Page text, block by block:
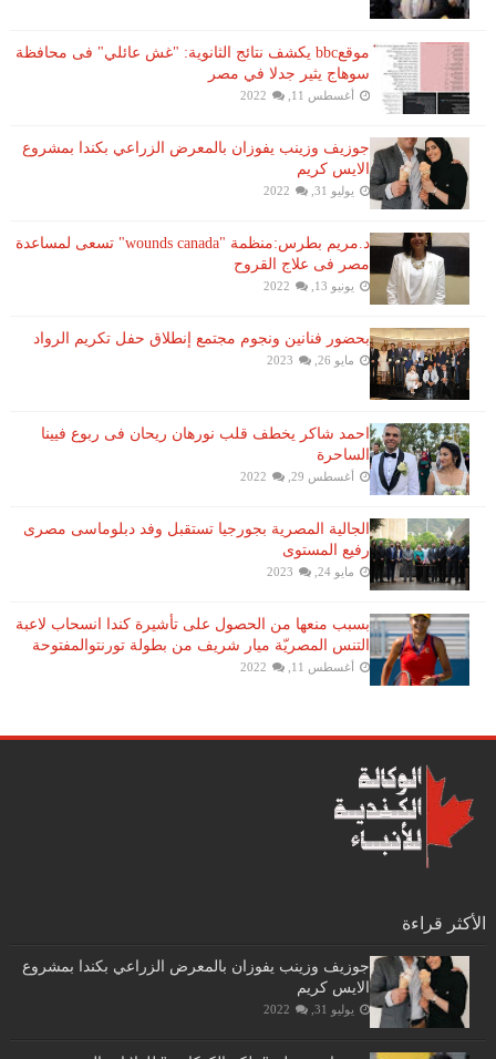
موقعbbc يكشف نتائج الثانوية: "غش عائلي" فى محافظة
سوهاج يثير جدلا في مصر
أغسطس 11, 2022
جوزيف وزينب يفوزان بالمعرض الزراعي بكندا بمشروع
الايس كريم
يوليو 31, 2022
د.مريم بطرس:منظمة "wounds canada" تسعى لمساعدة
مصر فى علاج القروح
يونيو 13, 2022
بحضور فنانين ونجوم مجتمع إنطلاق حفل تكريم الرواد
مايو 26, 2023
احمد شاكر يخطف قلب نورهان ريحان فى ربوع فيينا
الساحرة
أغسطس 29, 2022
الجالية المصرية بجورجيا تستقبل وفد دبلوماسى مصرى
رفيع المستوى
مايو 24, 2023
بسبب منعها من الحصول على تأشيرة كندا انسحاب لاعبة ​
التنس​ المصريّة ​ميار شريف​ من بطولة ​تورنتو​المفتوحة
أغسطس 11, 2022
الأكثر قراءة
جوزيف وزينب يفوزان بالمعرض الزراعي بكندا بمشروع
الايس كريم
يوليو 31, 2022